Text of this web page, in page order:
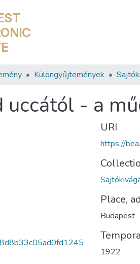
Különgyűjtemények
uccától - a
URI
https://
Place,
Budapest
1922